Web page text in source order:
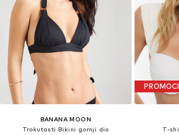
BANANA MOON
Trokutasti Bikini gornji dio
T-